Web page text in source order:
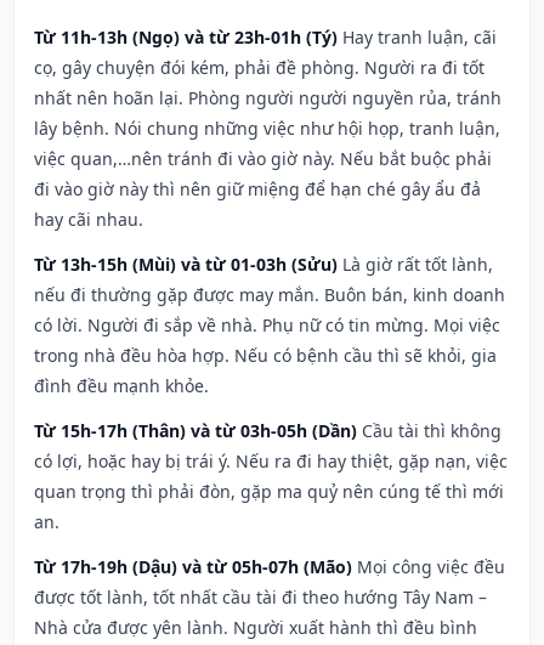
Từ 11h-13h (Ngọ) và từ 23h-01h (Tý) Hay tranh luận, cãi
cọ, gây chuyện đói kém, phải đề phòng. Người ra đi tốt
nhất nên hoãn lại. Phòng người người nguyền rủa, tránh
lây bệnh. Nói chung những việc như hội họp, tranh luận,
việc quan,…nên tránh đi vào giờ này. Nếu bắt buộc phải
đi vào giờ này thì nên giữ miệng để hạn ché gây ẩu đả
hay cãi nhau.
Từ 13h-15h (Mùi) và từ 01-03h (Sửu) Là giờ rất tốt lành,
nếu đi thường gặp được may mắn. Buôn bán, kinh doanh
có lời. Người đi sắp về nhà. Phụ nữ có tin mừng. Mọi việc
trong nhà đều hòa hợp. Nếu có bệnh cầu thì sẽ khỏi, gia
đình đều mạnh khỏe.
Từ 15h-17h (Thân) và từ 03h-05h (Dần) Cầu tài thì không
có lợi, hoặc hay bị trái ý. Nếu ra đi hay thiệt, gặp nạn, việc
quan trọng thì phải đòn, gặp ma quỷ nên cúng tế thì mới
an.
Từ 17h-19h (Dậu) và từ 05h-07h (Mão) Mọi công việc đều
được tốt lành, tốt nhất cầu tài đi theo hướng Tây Nam –
Nhà cửa được yên lành. Người xuất hành thì đều bình